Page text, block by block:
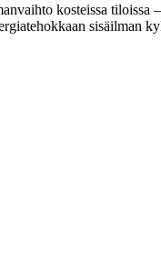
kosteissa tiloissa
sisäilman